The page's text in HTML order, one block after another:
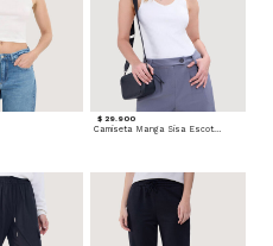
$ 29.900
Camiseta Manga Sisa Escotada